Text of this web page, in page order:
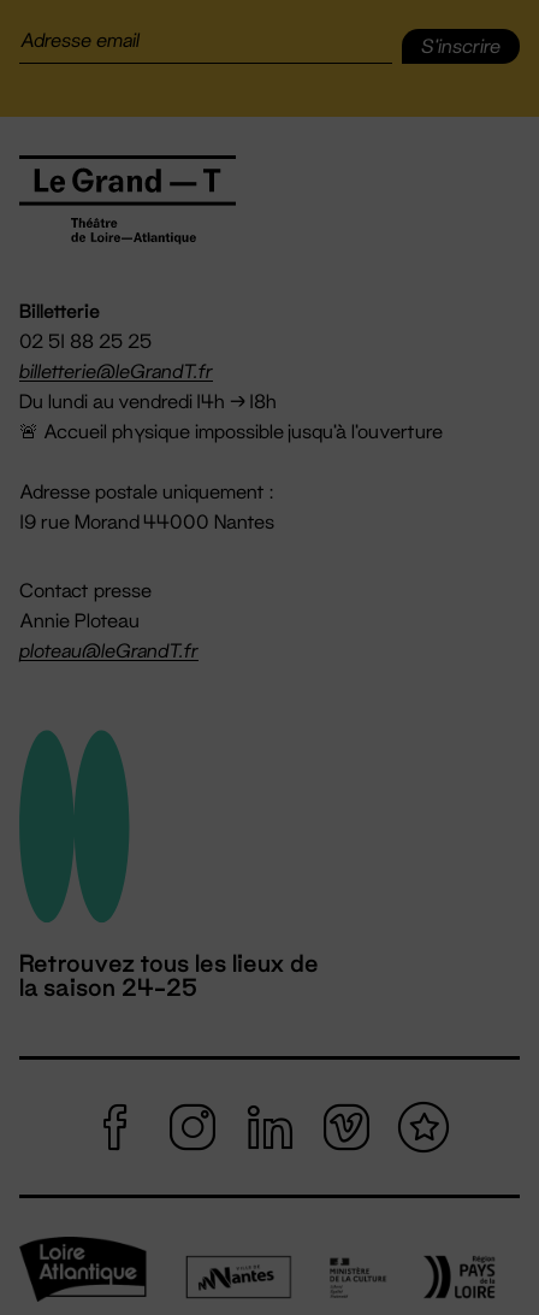
S'inscrire
Billetterie
02 51 88 25 25
billetterie@leGrandT.fr
Du lundi au vendredi 14h → 18h
🚨 Accueil physique impossible jusqu'à l'ouverture
Adresse postale uniquement :
19 rue Morand 44000 Nantes
Contact presse
Annie Ploteau
ploteau@leGrandT.fr
Retrouvez tous les lieux de
la saison 24-25